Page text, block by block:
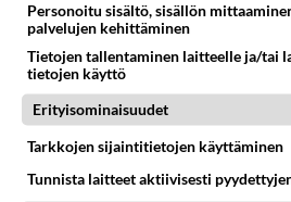
Kummallinen jossakin suhteessa?
05.08.2026 17:47
Mies, olenko ymmärtänyt
05.08.2026 11:40
Ikävä
Personoitu sisältö, sisällön
palvelujen kehittäminen
Tietojen tallentaminen laitteelle ja/tai
tietojen käyttö
Erityisominaisuudet
Tarkkojen sijaintitietojen käyttäminen
Tunnista laitteet aktiivisesti